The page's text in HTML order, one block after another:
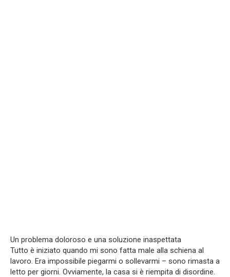
Un problema doloroso e una soluzione inaspettata
Tutto è iniziato quando mi sono fatta male alla schiena al
lavoro. Era impossibile piegarmi o sollevarmi – sono rimasta a
letto per giorni. Ovviamente, la casa si è riempita di disordine.